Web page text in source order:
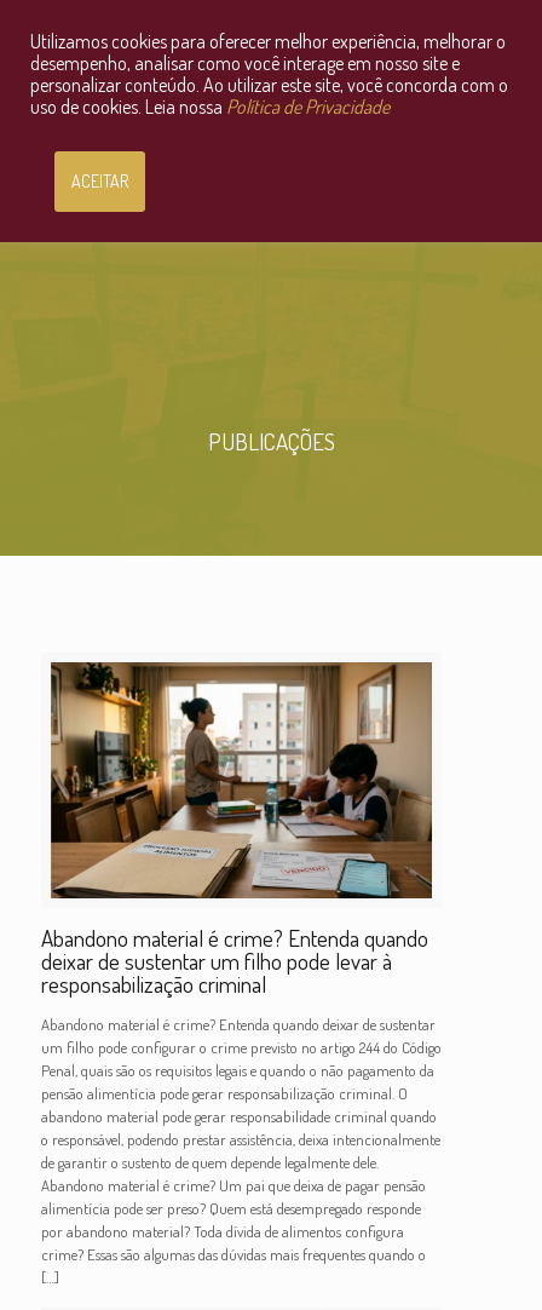
Consultoria Jurídica OnLine
PUBLICAÇÕES
Abandono material é crime? Entenda quando
deixar de sustentar um filho pode levar à
responsabilização criminal
Abandono material é crime? Entenda quando deixar de sustentar
um filho pode configurar o crime previsto no artigo 244 do Código
Penal, quais são os requisitos legais e quando o não pagamento da
pensão alimentícia pode gerar responsabilização criminal. O
abandono material pode gerar responsabilidade criminal quando
o responsável, podendo prestar assistência, deixa intencionalmente
de garantir o sustento de quem depende legalmente dele.
Abandono material é crime? Um pai que deixa de pagar pensão
alimentícia pode ser preso? Quem está desempregado responde
por abandono material? Toda dívida de alimentos configura
crime? Essas são algumas das dúvidas mais frequentes quando o
[…]
Utilizamos cookies para oferecer melhor experiência, melhorar o
desempenho, analisar como você interage em nosso site e
personalizar conteúdo. Ao utilizar este site, você concorda com o
uso de cookies. Leia nossa Política de Privacidade
ACEITAR